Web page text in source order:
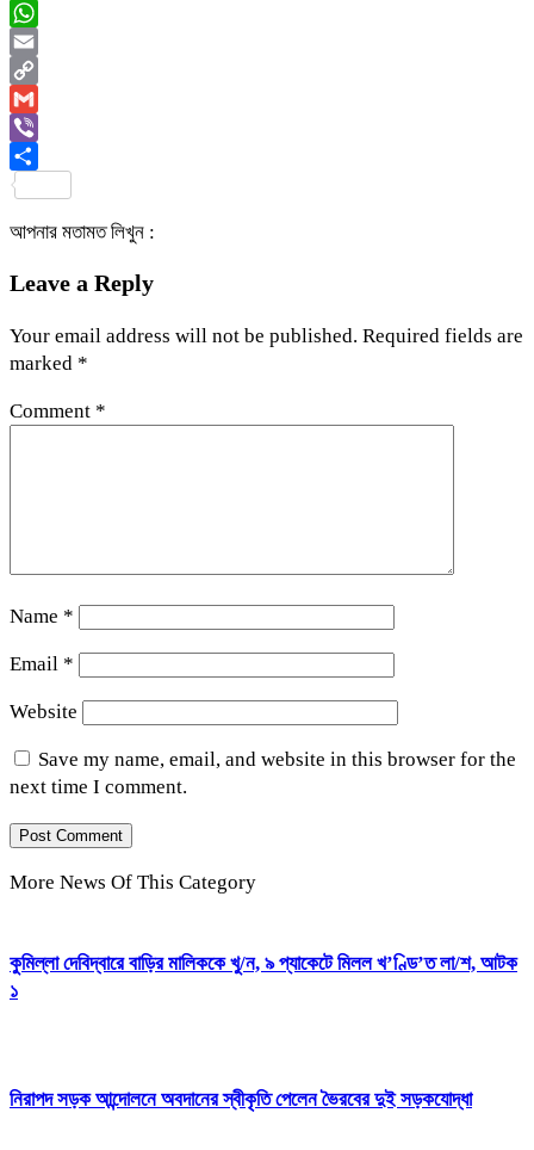
Messenger
WhatsApp
Email
Copy
Link
Gmail
Viber
আপনার মতামত লিখুন :
Leave a Reply
Your email address will not be published. Required fields are
marked *
Comment *
Name *
Email *
Website
Save my name, email, and website in this browser for the
next time I comment.
More News Of This Category
কুমিল্লা দেবিদ্বারে বাড়ির মালিককে খু/ন, ৯ প্যাকেটে মিলল খ’ণ্ডি’ত লা/শ, আটক
১
নিরাপদ সড়ক আন্দোলনে অবদানের স্বীকৃতি পেলেন ভৈরবের দুই সড়কযোদ্ধা